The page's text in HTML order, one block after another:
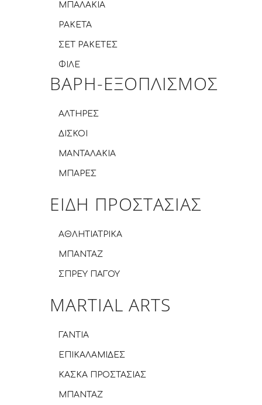
ΜΠΑΛΑΚΙΑ
ΡΑΚΕΤΑ
ΣΕΤ ΡΑΚΕΤΕΣ
ΦΙΛΕ
ΒΑΡΗ-ΕΞΟΠΛΙΣΜΟΣ
ΑΛΤΗΡΕΣ
ΔΙΣΚΟΙ
ΜΑΝΤΑΛΑΚΙΑ
ΜΠΑΡΕΣ
ΕΙΔΗ ΠΡΟΣΤΑΣΙΑΣ
ΑΘΛΗΤΙΑΤΡΙΚΑ
ΜΠΑΝΤΑΖ
ΣΠΡΕΥ ΠΑΓΟΥ
MARTIAL ARTS
ΓΑΝΤΙΑ
ΕΠΙΚΑΛΑΜΙΔΕΣ
ΚΑΣΚΑ ΠΡΟΣΤΑΣΙΑΣ
ΜΠΑΝΤΑΖ